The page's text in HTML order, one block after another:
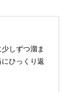
しずつ溜ま
ひっくり返